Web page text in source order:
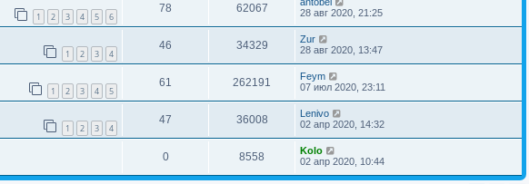
1 2 3 4 5 6
78 62067
28 авг 2020, 21:25
1 2 3 4
46 34329
Zur
28 авг 2020, 13:47
1 2 3 4 5
61 262191
Feym
07 июл 2020, 23:11
1 2 3 4
47 36008
Lenivo
02 апр 2020, 14:32
0 8558
Kolo
02 апр 2020, 10:44